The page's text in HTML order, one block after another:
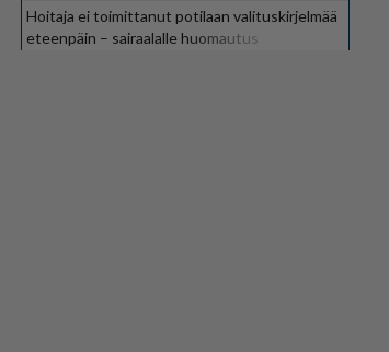
suosikkiohjelman
Hoitaja ei toimittanut potilaan valituskirjelmää
eteenpäin – sairaalalle huomautus